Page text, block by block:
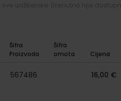
Šifra
Proizvoda
Šifra
omota
Cijena
567486 16,00 €